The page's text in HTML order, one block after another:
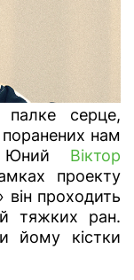
серце,
поранених нам
Юний Віктор
проекту
він проходить
тяжких ран.
йому кістки